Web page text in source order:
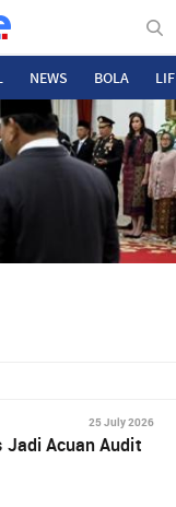
NEWS BOLA
25 July 2026
Jadi Acuan Audit